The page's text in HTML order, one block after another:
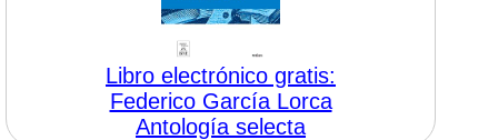
Libro electrónico gratis:
Federico García Lorca
Antología selecta